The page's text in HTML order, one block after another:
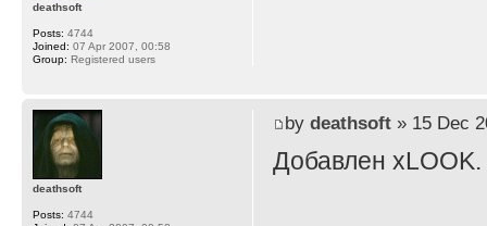
deathsoft
Posts: 4744
Joined: 07 Apr 2007, 00:58
Group: Registered users
by deathsoft» 15 Dec
Добавлен xLOOK.
deathsoft
Posts: 4744